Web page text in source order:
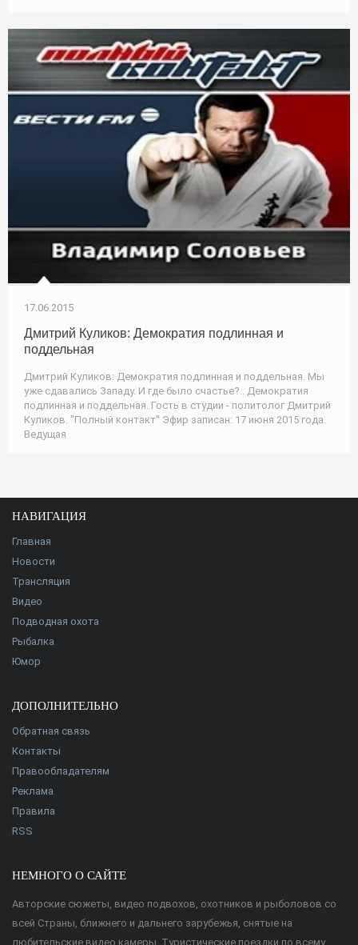
17.06.2015
Дмитрий Куликов: Демократия подлинная и
поддельная
Дмитрий Куликов: Демократия подлинная и поддельная. Мы
уже сдавались Западу. И где было счастье?.. Демократия
подлинная и поддельная. Гость в студии - политолог Дмитрий
Куликов. "Полный контакт" Эфир записан: 17 июня 2015 года.
Ведущая
НАВИГАЦИЯ
Главная
Новости
Трансляция
Видео
Подводная охота
Рыбалка
Юмор
ДОПОЛНИТЕЛЬНО
Обратная связь
Контакты
Правообладателям
Реклама
Правила
RSS
НЕМНОГО О САЙТЕ
Авторские сюжеты, видео подвохов, охотников и рыболовов со
всей Страны, ближнего и дальнего зарубежья, снятые на
любительские видео камеры. Туристические поездки по всему